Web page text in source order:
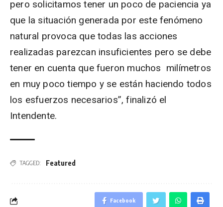
pero solicitamos tener un poco de paciencia ya
que la situación generada por este fenómeno
natural provoca que todas las acciones
realizadas parezcan insuficientes pero se debe
tener en cuenta que fueron muchos milímetros
en muy poco tiempo y se están haciendo todos
los esfuerzos necesarios”, finalizó el
Intendente.
TAGGED: Featured
Facebook